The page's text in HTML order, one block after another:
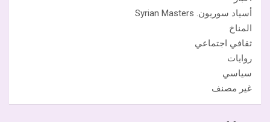
أسياد سوريون. Syrian Masters
المناخ
ثقافي اجتماعي
روايات
سياسي
غير مصنف